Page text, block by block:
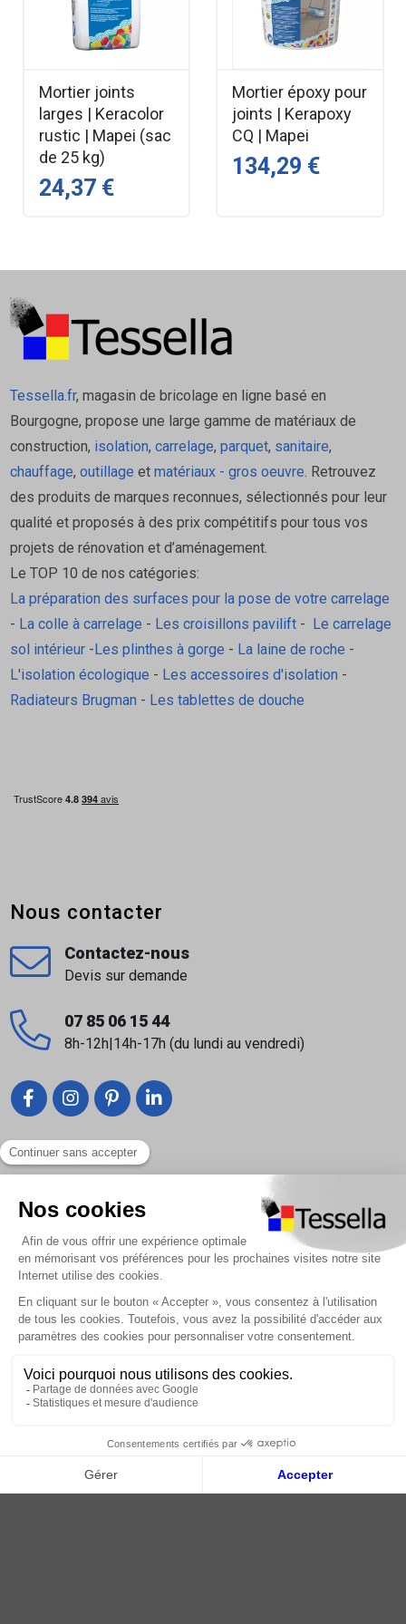
Dalle plastique, granito
Sols intérieurs
Murs intérieurs
Sols extérieurs (terrasses, balcons)
Rénovation rapide
Avantages
Produits complémentaires
Peignes à colle (6, 8 ou 10 mm selon format)
Fiche produit
Fiche de sécurité (FDS)
Comment poser du carrelage à l'extérieur?
Mortier joints
larges | Keracolor
rustic | Mapei (sac
de 25 kg)
24,37 €
Mortier époxy pour
joints | Kerapoxy
CQ | Mapei
134,29 €
Tessella.fr, magasin de bricolage en ligne basé en
Bourgogne, propose une large gamme de matériaux de
construction, isolation, carrelage, parquet, sanitaire,
chauffage, outillage et matériaux - gros oeuvre. Retrouvez
des produits de marques reconnues, sélectionnés pour leur
qualité et proposés à des prix compétitifs pour tous vos
projets de rénovation et d’aménagement.
Le TOP 10 de nos catégories:
La préparation des surfaces pour la pose de votre carrelage
- La colle à carrelage - Les croisillons pavilift-
Le carrelage
sol intérieur- Les plinthes à gorge - La laine de roche -
L'isolation écologique - Les accessoires d'isolation -
Radiateurs Brugman - Les tablettes de douche
Liens utiles
Nous contacter
À propos
Paiement sécurisé
Livraison | Retour client
Nos tutos
Connexion / Inscription
Nous contacter
Contactez-nous
Devis sur demande
07 85 06 15 44
8h-12h|14h-17h (du lundi au vendredi)
2018 - 2026 © Tessella, Tous droits réservés